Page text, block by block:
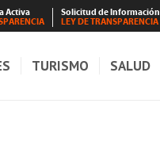
Activa
Solicitud de Información
LEY DE TRANSPARENCIA
TURISMO SALUD